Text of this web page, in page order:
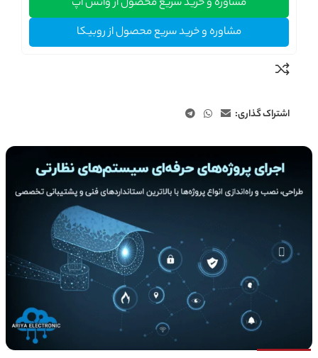
مشاوره و خرید سریع محصول از روبیکا
اشتراک گذاری: